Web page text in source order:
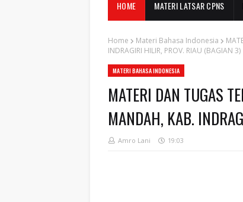
HOME MATERI LATSAR CPNS
Home Materi Bahasa Indonesia
INDRAGIRI HILIR, PROV. RIAU (BAGIAN 3)
MATERI BAHASA INDONESIA
MATERI DAN TUGAS
MANDAH, KAB.
Amro Lani 19:03